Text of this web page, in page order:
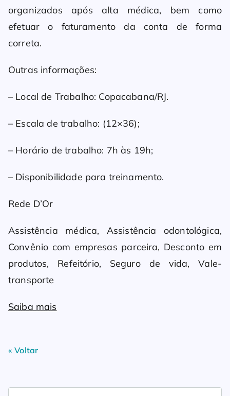
organizados após alta médica, bem como
efetuar o faturamento da conta de forma
correta.
Outras informações:
– Local de Trabalho: Copacabana/RJ.
– Escala de trabalho: (12×36);
– Horário de trabalho: 7h às 19h;
– Disponibilidade para treinamento.
Rede D’Or
Assistência médica, Assistência odontológica,
Convênio com empresas parceira, Desconto em
produtos, Refeitório, Seguro de vida, Vale-
transporte
Saiba mais
« Voltar